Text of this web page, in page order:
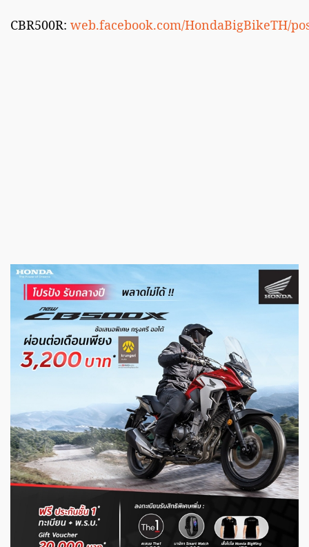
CBR500R: web.facebook.com/HondaBigBikeTH/